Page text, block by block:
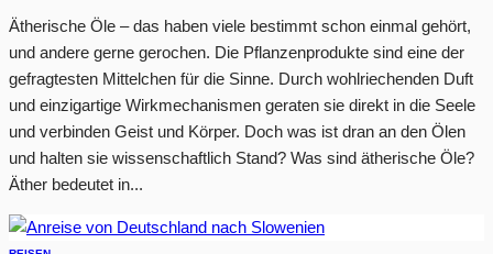
Ätherische Öle – das haben viele bestimmt schon einmal gehört,
und andere gerne gerochen. Die Pflanzenprodukte sind eine der
gefragtesten Mittelchen für die Sinne. Durch wohlriechenden Duft
und einzigartige Wirkmechanismen geraten sie direkt in die Seele
und verbinden Geist und Körper. Doch was ist dran an den Ölen
und halten sie wissenschaftlich Stand? Was sind ätherische Öle?
Äther bedeutet in...